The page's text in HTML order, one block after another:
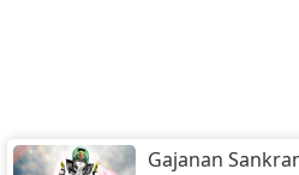
Gajanan